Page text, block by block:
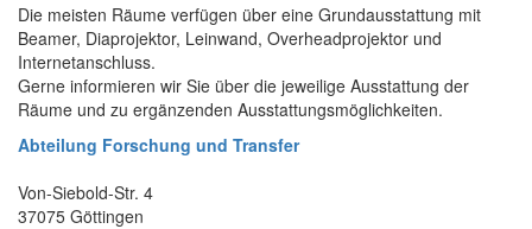
Die meisten Räume verfügen über eine Grundausstattung mit
Beamer, Diaprojektor, Leinwand, Overheadprojektor und
Internetanschluss.
Gerne informieren wir Sie über die jeweilige Ausstattung der
Räume und zu ergänzenden Ausstattungsmöglichkeiten.
Abteilung Forschung und Transfer
Von-Siebold-Str. 4
37075 Göttingen